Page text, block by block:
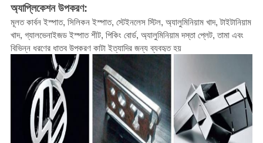
অ্যাপ্লিকেশন উপকরণ:
মূলত কার্বন ইস্পাত, সিলিকন ইস্পাত, স্টেইনলেস স্টিল, অ্যালুমিনিয়াম খাদ, টাইটানিয়াম
খাদ, গ্যালভেনাইজড ইস্পাত শীট, পিকিং বোর্ড, অ্যালুমিনিয়াম দস্তা প্লেট, তামা এবং
বিভিন্ন ধরণের ধাতব উপকরণ কাটা ইত্যাদির জন্য ব্যবহৃত হয়